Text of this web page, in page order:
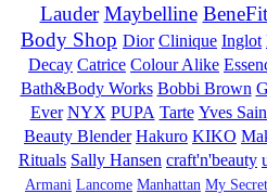
Lauder Maybelline BeneFit
Body Shop Dior Clinique Inglot
Decay Catrice Colour Alike
Bath&Body Works Bobbi Brown
Ever NYX PUPA Tarte Yves
Beauty Blender Hakuro KIKO
Rituals Sally Hansen craft'n'beauty
Armani Lancome Manhattan My Secret